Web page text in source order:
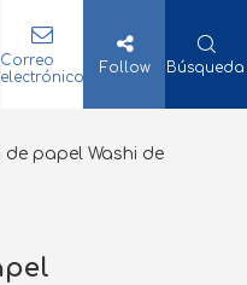
Correo
electrónico
Follow Búsqueda
papel Washi de